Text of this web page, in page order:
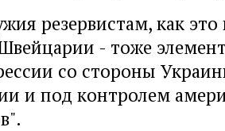
резервистам, как это
- тоже
со стороны
и под контролем